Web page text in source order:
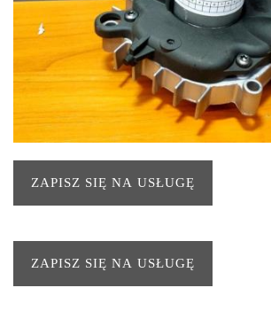
ZAPISZ SIĘ NA USŁUGĘ
ZAPISZ SIĘ NA USŁUGĘ